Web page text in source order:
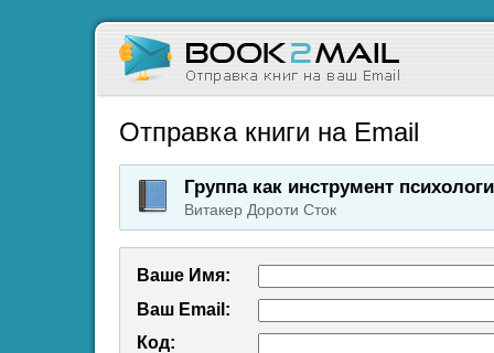
Отправка книги на Email
Группа как инструмент
Витакер Дороти Сток
Ваше Имя:
Ваш Emаil:
Код: